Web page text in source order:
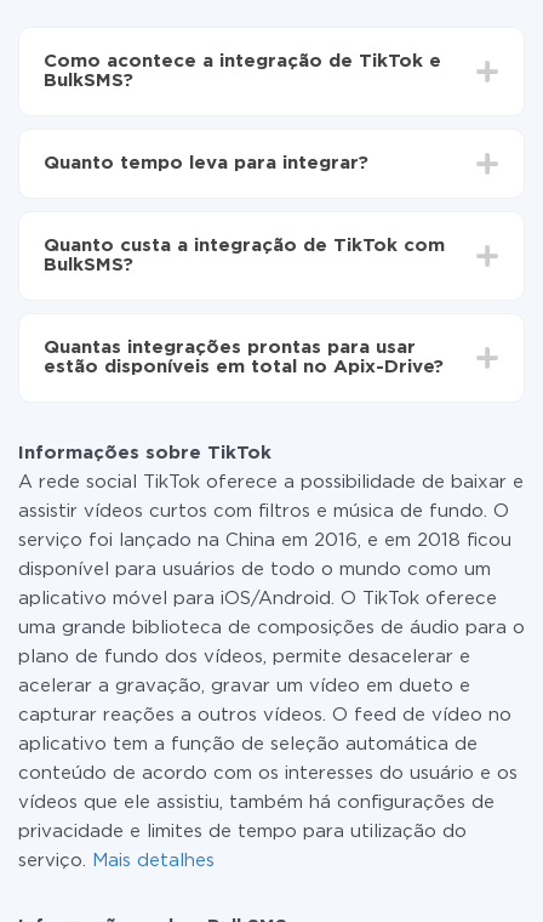
Como acontece a integração de TikTok e
BulkSMS?
BulkSMS
automaticamente de TikTok para BulkSMS
Quanto tempo leva para integrar?
30 minutos. Em média, a configuração leva de 10 a 15
minutos.
Quanto custa a integração de TikTok com
BulkSMS?
as tarifas. Você paga apenas pela quantidade de
dados que é realmente transferida de um de seus
ou mudar para um de pago, se necessário. Mais
detalhes sobre tarifas
Quantas integrações prontas para usar
estão disponíveis em total no Apix-Drive?
Informações sobre TikTok
A rede social TikTok oferece a possibilidade de baixar e
assistir vídeos curtos com filtros e música de fundo. O
serviço foi lançado na China em 2016, e em 2018 ficou
disponível para usuários de todo o mundo como um
aplicativo móvel para iOS/Android. O TikTok oferece
uma grande biblioteca de composições de áudio para o
plano de fundo dos vídeos, permite desacelerar e
acelerar a gravação, gravar um vídeo em dueto e
capturar reações a outros vídeos. O feed de vídeo no
aplicativo tem a função de seleção automática de
conteúdo de acordo com os interesses do usuário e os
vídeos que ele assistiu, também há configurações de
privacidade e limites de tempo para utilização do
serviço.
Mais detalhes